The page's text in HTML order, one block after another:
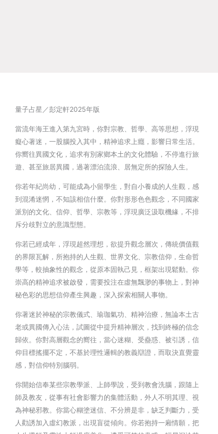
量子占星／彭定軒2025年版
當流年海王進入第九宮時，你對宗教、哲學、高等思想，浮現
癡心著迷，一股腦投入其中，精神追求上癮，影響日常生活。
你嚮往異國文化，追求有別家鄉本土的文化體驗，不停進行旅
遊、甚至旅居異國，過著漂泊流浪、居無定所的探險人生。
你若年紀尚幼，可能成為小留學生，對自小養成的人生觀，感
到混淆迷惘，不知該相信什麼。你對形形色色觀念，不同國家
派別的文化、信仰、哲學、宗教等，浮現廣泛汲取機緣，不排
斥分歧對立的意識型態。
你若已經成年，浮現超然理想，欲提升觀念層次，傳統價值觀
的界限瓦解，所抱持的人生觀、世界文化、宗教信仰，生命哲
學等，較抽象性的觀念，從原本固執己見，框架出現鬆動。你
崇高的精神追求被啟發，需要投注在虛無飄渺的事物上，對神
秘色彩的思想信仰產生興趣，深入探索相關人事物。
你著迷於神秘的宗教儀式、瑜珈氣功、精神治療，無論本土古
老或異國傳入心法，試圖從中提升精神層次，找到終極的信念
歸依。你對高層觀念的嚮往，當心迷糊、受蠱惑、被引誘，信
仰目標搖擺不定，不基於理性邏輯的教義辯證，而取決直覺靈
感，對信仰特別腦弱。
你開始信奉某些宗教學派、上師學說，受到教會洗腦，跟隨上
師及教友，從事有社會影響力的集體活動，外人不明其理、視
為神秘邪教。你當心糊塗迷信、不分辨是非，缺乏判斷力，受
人勸誘加入虛幻教派，出現盲從傾向。你若抱持一廂情願，把